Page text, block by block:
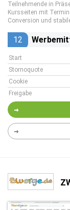
Teilnehmende in
Kursseiten mit
Conversion und
12
Start
Stornoquote
Cookie
Freigabe